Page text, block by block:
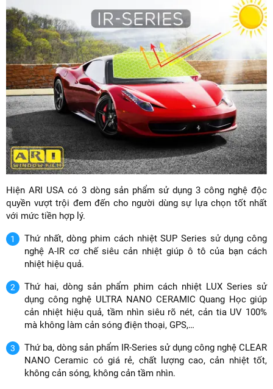
Hiện ARI USA có 3 dòng sản phẩm sử dụng 3 công nghệ độc
quyền vượt trội đem đến cho người dùng sự lựa chọn tốt nhất
với mức tiền hợp lý.
Thứ nhất, dòng phim cách nhiệt SUP Series sử dụng công
nghệ A-IR cơ chế siêu cản nhiệt giúp ô tô của bạn cách
nhiệt hiệu quả.
Thứ hai, dòng sản phẩm phim cách nhiệt LUX Series sử
dụng công nghệ ULTRA NANO CERAMIC Quang Học giúp
cản nhiệt hiệu quả, tầm nhìn siêu rõ nét, cản tia UV 100%
mà không làm cản sóng điện thoại, GPS,…
Thứ ba, dòng sản phẩm IR-Series sử dụng công nghệ CLEAR
NANO Ceramic có giá rẻ, chất lượng cao, cản nhiệt tốt,
không cản sóng, không cản tầm nhìn.